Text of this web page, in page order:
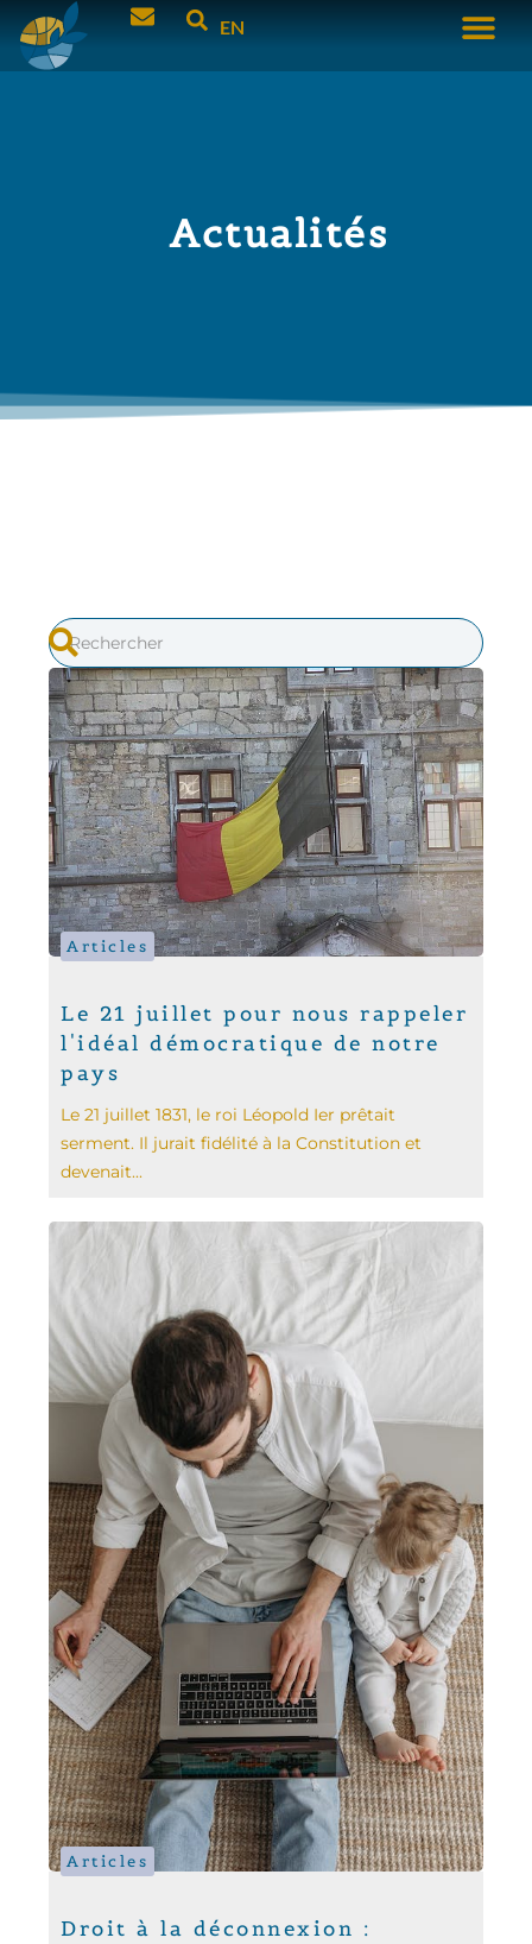
EN
Actualités
Articles
Le 21 juillet pour nous rappeler
l'idéal démocratique de notre
pays
Le 21 juillet 1831, le roi Léopold Ier prêtait
serment. Il jurait fidélité à la Constitution et
devenait...
Articles
Droit à la déconnexion :